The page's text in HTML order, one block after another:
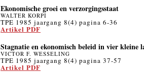
Ekonomische groei en verzorgingsstaat
WALTER KORPI
TPE 1985 jaargang 8(4) pagina 6-36
Artikel PDF
Stagnatie en ekonomisch beleid in vier kleine
VICTOR F. WESSELING
TPE 1985 jaargang 8(4) pagina 37-57
Artikel PDF